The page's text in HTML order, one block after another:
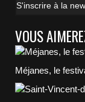
S'inscrire à la
VOUS
Méjanes, le